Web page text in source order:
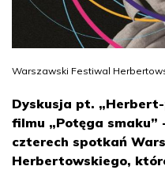
Warszawski Festiwal
Dyskusja pt.
filmu „Potęga
czterech spotkań
Herbertowskiego,